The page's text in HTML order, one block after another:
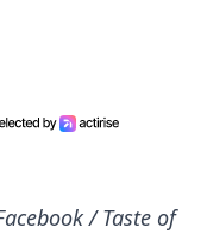
/ Taste of